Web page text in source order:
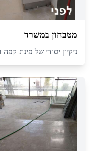
מטבחון במשרד
ניקיון יסודי של פינת